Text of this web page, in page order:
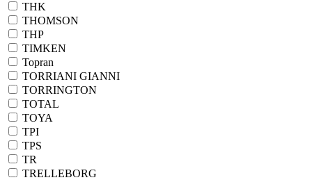
THK
THOMSON
THP
TIMKEN
Topran
TORRIANI GIANNI
TORRINGTON
TOTAL
TOYA
TPI
TPS
TR
TRELLEBORG